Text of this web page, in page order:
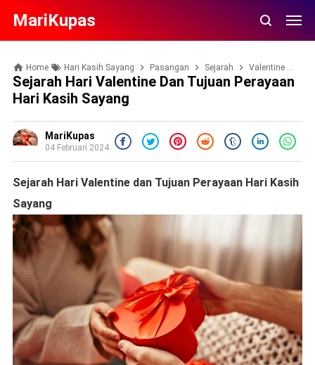
MariKupas
Home Hari Kasih Sayang Pasangan Sejarah Valentine
Sejarah Hari Valentine Dan Tujuan Perayaan
Hari Kasih Sayang
MariKupas
04 Februari 2024
Sejarah Hari Valentine dan Tujuan Perayaan Hari Kasih
Sayang